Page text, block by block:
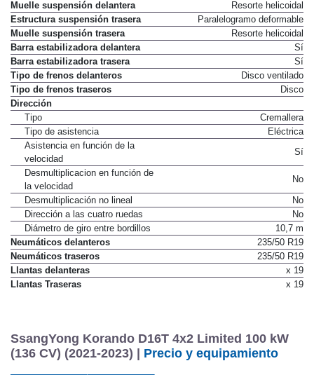
Muelle suspensión delantera
Resorte helicoidal
Estructura suspensión trasera
Paralelogramo deformable
Muelle suspensión trasera
Resorte helicoidal
Barra estabilizadora delantera
Sí
Barra estabilizadora trasera
Sí
Tipo de frenos delanteros
Disco ventilado
Tipo de frenos traseros
Disco
Dirección
Tipo
Cremallera
Tipo de asistencia
Eléctrica
Asistencia en función de la
velocidad
Sí
Desmultiplicacion en función de
la velocidad
No
Desmultiplicación no lineal
No
Dirección a las cuatro ruedas
No
Diámetro de giro entre bordillos
10,7 m
Neumáticos delanteros
235/50 R19
Neumáticos traseros
235/50 R19
Llantas delanteras
x 19
Llantas Traseras
x 19
SsangYong Korando D16T 4x2 Limited 100 kW
(136 CV) (2021-2023) | Precio y equipamiento